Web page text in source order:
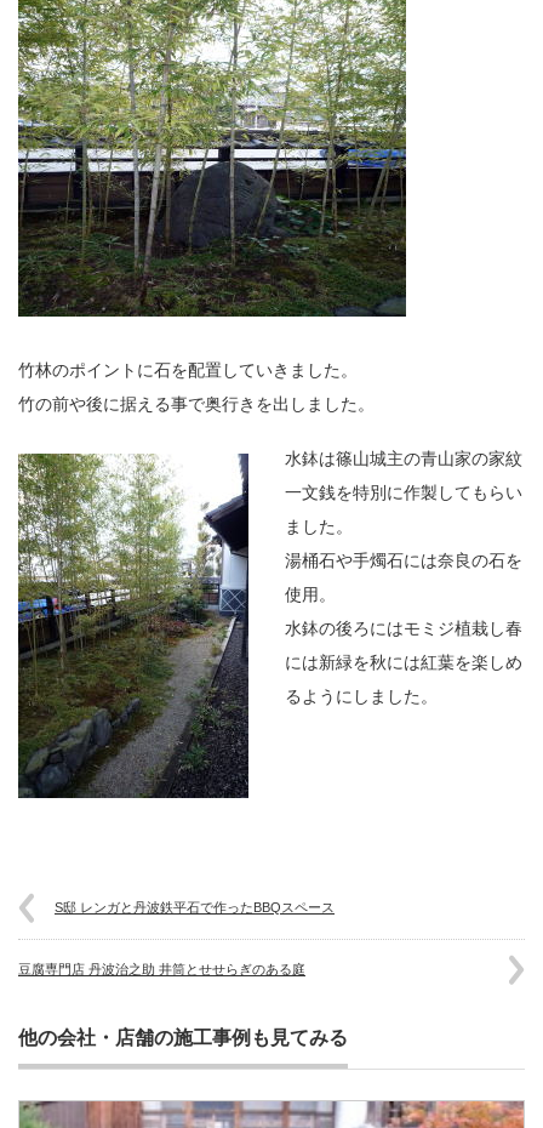
竹林のポイントに石を配置していきました。
竹の前や後に据える事で奥行きを出しました。
水鉢は篠山城主の青山家の家紋
一文銭を特別に作製してもらい
ました。
湯桶石や手燭石には奈良の石を
使用。
水鉢の後ろにはモミジ植栽し春
には新緑を秋には紅葉を楽しめ
るようにしました。
S邸 レンガと丹波鉄平石で作ったBBQスペース
豆腐専門店 丹波治之助 井筒とせせらぎのある庭
他の会社・店舗の施工事例も見てみる